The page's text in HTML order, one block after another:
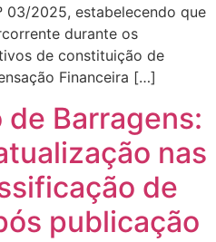
03/2025, estabelecendo que
durante os
de constituição de
Financeira […]
Barragens:
nas
de
publicação